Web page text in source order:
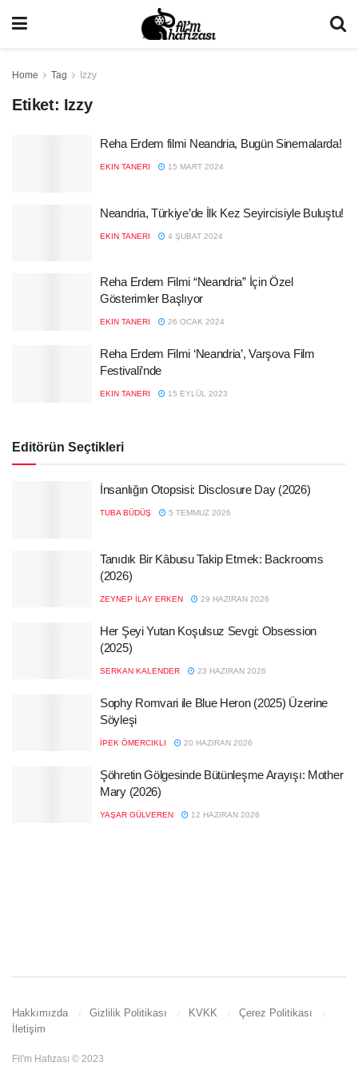
Home Tag Izzy
Etiket: Izzy
Reha Erdem filmi Neandria, Bugün Sinemalarda!
EKIN TANERI 15 MART 2024
Neandria, Türkiye’de İlk Kez Seyircisiyle Buluştu!
EKIN TANERI 4 ŞUBAT 2024
Reha Erdem Filmi “Neandria” İçin Özel
Gösterimler Başlıyor
EKIN TANERI 26 OCAK 2024
Reha Erdem Filmi ‘Neandria’, Varşova Film
Festivali’nde
EKIN TANERI 15 EYLÜL 2023
Editörün Seçtikleri
İnsanlığın Otopsisi: Disclosure Day (2026)
TUBA BÜDÜŞ 5 TEMMUZ 2026
Tanıdık Bir Kâbusu Takip Etmek: Backrooms
(2026)
ZEYNEP İLAY ERKEN 29 HAZIRAN 2026
Her Şeyi Yutan Koşulsuz Sevgi: Obsession
(2025)
SERKAN KALENDER 23 HAZIRAN 2026
Sophy Romvari ile Blue Heron (2025) Üzerine
Söyleşi
İPEK ÖMERCIKLI 20 HAZIRAN 2026
Şöhretin Gölgesinde Bütünleşme Arayışı: Mother
Mary (2026)
YAŞAR GÜLVEREN 12 HAZIRAN 2026
Hakkımızda Gizlilik Politikası KVKK
Çerez Politikası
İletişim
Fil'm Hafızası © 2023